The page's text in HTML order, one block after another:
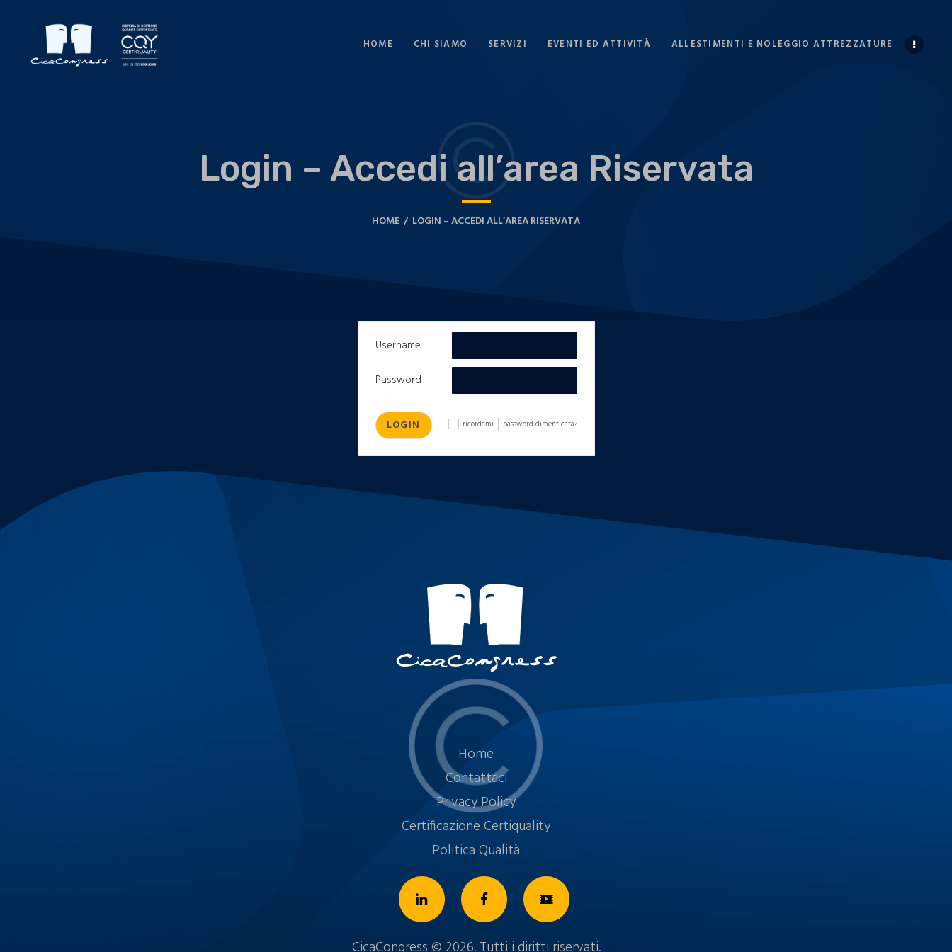
HOME CHI SIAMO SERVIZI EVENTI ED ATTIVITÀ ALLESTIMENTI E NOLEGGIO ATTREZZATURE
Login – Accedi all’area Riservata
HOME LOGIN – ACCEDI ALL’AREA RISERVATA
Username
Password
ricordami password dimenticata?
LOGIN
Home
Contattaci
Privacy Policy
Certificazione Certiquality
Politica Qualità